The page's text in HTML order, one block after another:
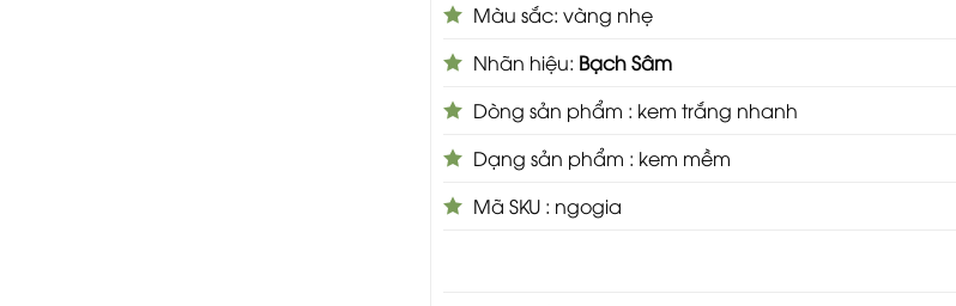
Màu sắc: vàng nhẹ
Nhãn hiệu: Bạch Sâm
Dòng sản phẩm : kem trắng nhanh
Dạng sản phẩm : kem mềm
Mã SKU : ngogia